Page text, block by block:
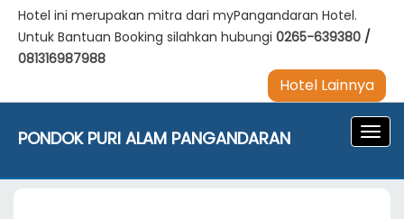
Hotel ini merupakan mitra dari myPangandaran Hotel.
Untuk Bantuan Booking silahkan hubungi 0265-639380 /
081316987988
Hotel Lainnya
PONDOK PURI ALAM PANGANDARAN